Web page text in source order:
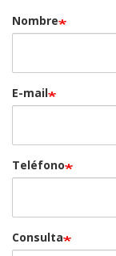
Nombre
E-mail
Teléfono
Consulta